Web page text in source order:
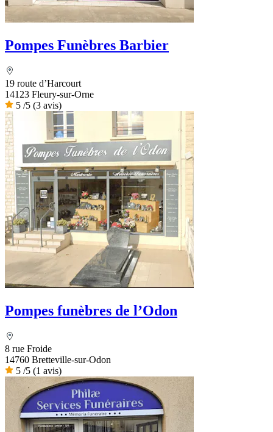
Pompes Funèbres Barbier
19 route d’Harcourt
14123 Fleury-sur-Orne
5 /5 (3 avis)
Pompes funèbres de l’Odon
8 rue Froide
14760 Bretteville-sur-Odon
5 /5 (1 avis)